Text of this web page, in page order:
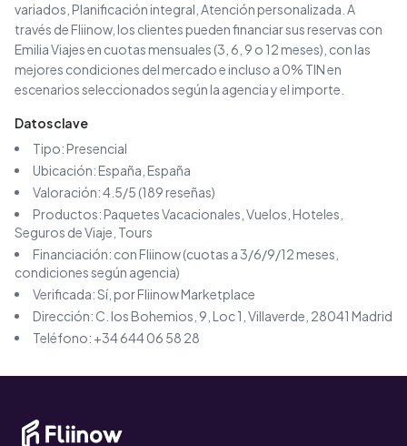
variados, Planificación integral, Atención personalizada A
través de Fliinow, los clientes pueden financiar sus reservas con
Emilia Viajesen cuotas mensuales (3, 6, 9 o 12 meses), con las
mejores condiciones del mercado e incluso a 0% TIN en
escenarios seleccionados según la agencia y el importe.
Datos clave
Tipo:Presencial
Ubicación:España , España
Valoración:4.5/5 (189reseñas)
Productos:Paquetes Vacacionales, Vuelos, Hoteles,
Seguros de Viaje, Tours
Financiación: con Fliinow (cuotas a 3/6/9/12 meses,
condiciones según agencia)
Verificada: Sí, por Fliinow Marketplace
Dirección: C. los Bohemios, 9, Loc 1, Villaverde, 28041 Madrid
Teléfono: +34 644 06 58 28